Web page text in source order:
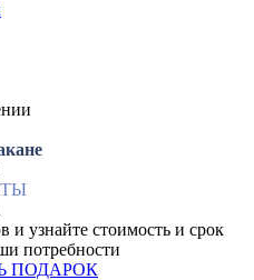
и узнайте стоимость и срок
потребности
ПОДАРОК